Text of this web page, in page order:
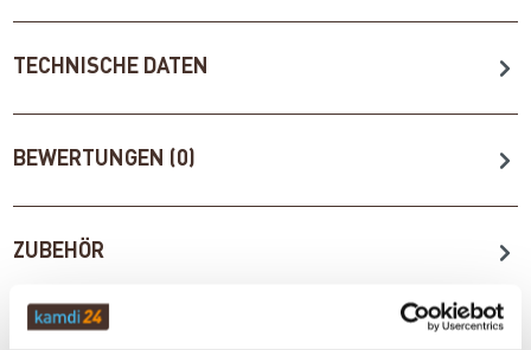
TECHNISCHE DATEN
BEWERTUNGEN (0)
ZUBEHÖR